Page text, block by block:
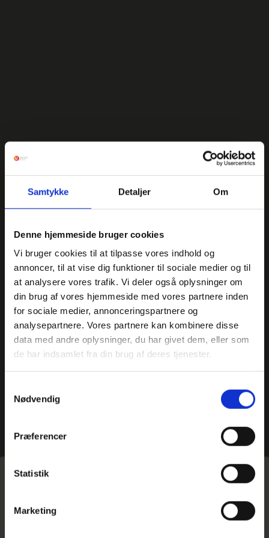
Samtykke Detaljer Om
Denne hjemmeside bruger cookies
Vi bruger cookies til at tilpasse vores indhold og
annoncer, til at vise dig funktioner til sociale medier og til
at analysere vores trafik. Vi deler også oplysninger om
din brug af vores hjemmeside med vores partnere inden
for sociale medier, annonceringspartnere og
analysepartnere. Vores partnere kan kombinere disse
data med andre oplysninger, du har givet dem, eller som
de har indsamlet fra din brug af deres tjenester.
Nødvendig
Præferencer
Statistik
Marketing
Hjem >Travel Request – 2 NO
Travel Request – 2